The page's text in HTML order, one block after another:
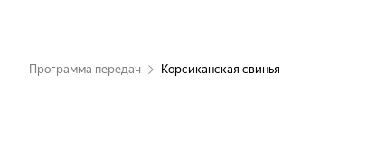
Программа передач Корсиканская свинья